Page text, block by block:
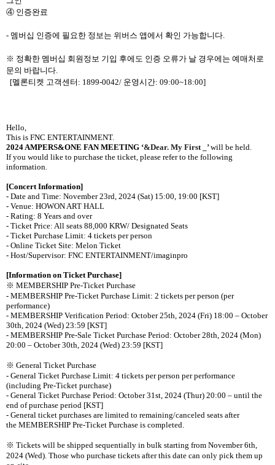
④ 인증완료
- 멤버십 인증에 필요한 정보는 위버스 앱에서 확인 가능합니다
※ 정확한 멤버십 회원정보 기입 후에도 인증 오류가 날 경우에는 예매처로
문의 바랍니다
[멜론티켓 고객센터 : 1899-0042/ 운영시간: 09:00~18:00]
Hello,
This is FNC ENTERTAINMENT.
2024 AMPERS&ONE FAN MEETING ‘&Dear. My First _’will be held.
If you would like to purchase the ticket, please refer to the following
information.
[Concert Information]
- Date and Time: November 23rd, 2024 (Sat) 15:00, 19:00 [KST]
- Venue: HOWON ART HALL
- Rating: 8 Years and over
- Ticket Price: All seats 88,000 KRW/ Designated Seats
- Ticket Purchase Limit: 4 tickets per person
- Online Ticket Site: Melon Ticket
- Host/Supervisor: FNC ENTERTAINMENT/imaginpro
[Information on Ticket Purchase]
※ MEMBERSHIP Pre-Ticket Purchase
- MEMBERSHIP Pre-Ticket Purchase Limit: 2 tickets per person (per
performance)
- MEMBERSHIP Verification Period: October 25th, 2024 (Fri) 18:00 – October
30th, 2024 (Wed) 23:59 [KST]
- MEMBERSHIP Pre-Sale Ticket Purchase Period: October 28th, 2024 (Mon)
20:00 – October 30th, 2024 (Wed) 23:59 [KST]
※ General Ticket Purchase
- General Ticket Purchase Limit: 4 tickets per person per performance
(including Pre-Ticket purchase)
- General Ticket Purchase Period: October 31st, 2024 (Thur) 20:00 – until the
end of purchase period [KST]
- General ticket purchases are limited to remaining/canceled seats after
the MEMBERSHIP Pre-Ticket Purchase is completed.
※ Tickets will be shipped sequentially in bulk starting from November 6th,
2024 (Wed). Those who purchase tickets after this date can only pick them up